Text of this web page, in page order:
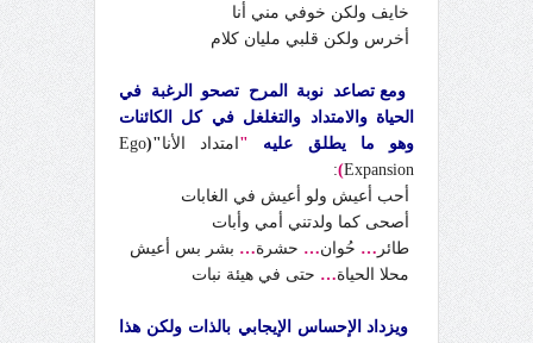
خايف ولكن خوفي مني أنا
أخرس ولكن قلبي مليان كلام
ومع تصاعد نوبة المرح تصحو الرغبة في
الحياة والامتداد والتغلغل في كل الكائنات
وهو ما يطلق عليه
" امتداد الأنا"(
Ego
Expansion
)
:
أحب أعيش ولو أعيش في الغابات
أصحى كما ولدتني أمي وأبات
طائر … حُوان… حشرة… بشر بس أعيش
محلا الحياة… حتى في هيئة نبات
ويزداد الإحساس الإيجابي بالذات ولكن هذا